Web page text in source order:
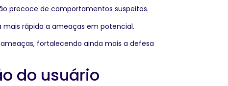
precoce de comportamentos suspeitos.
mais rápida a ameaças em potencial.
fortalecendo ainda mais a defesa
do usuário